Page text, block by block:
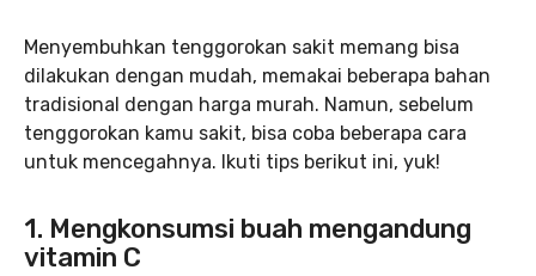
Menyembuhkan tenggorokan sakit memang bisa
dilakukan dengan mudah, memakai beberapa bahan
tradisional dengan harga murah. Namun, sebelum
tenggorokan kamu sakit, bisa coba beberapa cara
untuk mencegahnya. Ikuti tips berikut ini, yuk!
1. Mengkonsumsi buah mengandung
vitamin C